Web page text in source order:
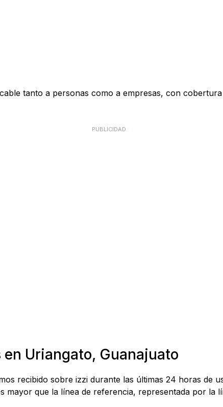
tanto a personas como a empresas, con
PUBLICIDAD
Uriangato, Guanajuato
recibido sobre izzi durante las últimas 24 horas de
mayor que la línea de referencia, representada por la